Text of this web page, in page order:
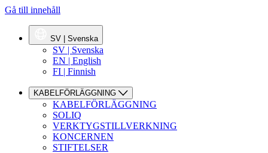
Gå till innehåll
SV | Svenska
SV | Svenska
EN | English
FI | Finnish
KABELFÖRLÄGGNING
KABELFÖRLÄGGNING
SOLIQ
VERKTYGSTILLVERKNING
KONCERNEN
STIFTELSER